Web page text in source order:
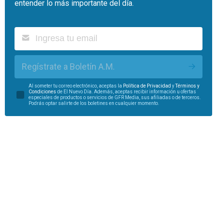
entender lo más importante del día.
Regístrate a Boletín A.M.
Al someter tu correo electrónico, aceptas la Política de Privacidad yTérminos y
Condiciones de El Nuevo Día. Además, aceptas recibir información u ofertas
especiales de productos o servicios de GFR Media, sus afiliadas o de terceros.
Podrás optar salirte de los boletines en cualquier momento.